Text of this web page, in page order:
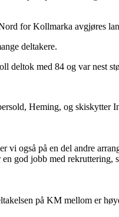
for Kollmarka avgjøres
deltakere.
deltok med 84 og var nest
Heming, og skiskytter
vi også på en del andre
god jobb med rekruttering,
på KM mellom er